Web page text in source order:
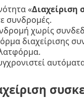
«Διαχείριση
συνδρομές.
χωρίς
διαχείρισης